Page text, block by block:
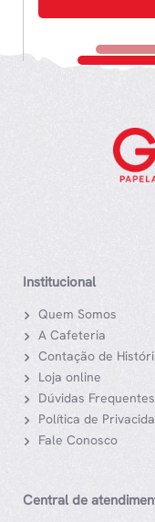
Institucional
Quem Somos
A Cafeteria
Contação de
Loja online
Dúvidas Frequentes
Política de
Fale Conosco
Central de